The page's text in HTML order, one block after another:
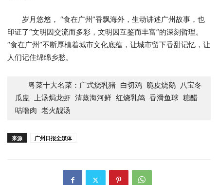
岁月悠悠， “食在广州”香飘海外，生动讲述广州故事，也
印证了“文明因交流而多彩，文明因互鉴而丰富”的深刻哲理。
“食在广州”不断厚植着城市文化底蕴，让城市留下香甜记忆，让
人们记住绵绵乡愁。
瓜盅 上汤焗龙虾 清蒸海河鲜 红烧乳鸽 香滑鱼球 糖醋
咕噜肉 老火靓汤
来源 广州日报全媒体